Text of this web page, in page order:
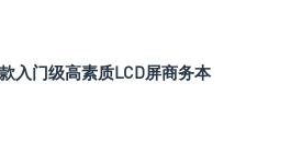
入门级高素质LCD屏商务本